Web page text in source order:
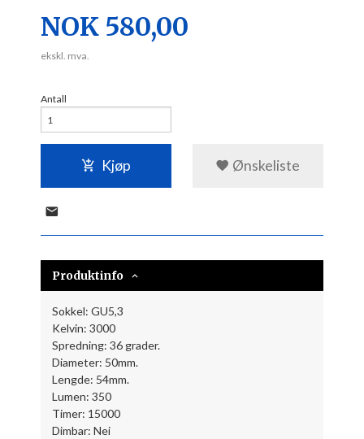
Pris
NOK 580,00
ekskl. mva.
Antall
Kjøp Ønskeliste
Produktinfo
Sokkel: GU5,3
Kelvin: 3000
Spredning: 36 grader.
Diameter: 50mm.
Lengde: 54mm.
Lumen: 350
Timer: 15000
Dimbar: Nei